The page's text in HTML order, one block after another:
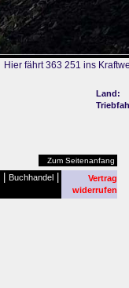
Hier fährt 363 251 ins
Land:
Zum Seitenanfang
Buchhandel
Vertrag
widerrufen